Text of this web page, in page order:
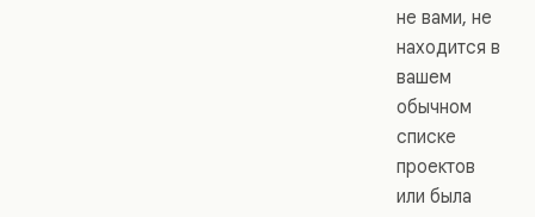
не вами, не
находится в
вашем
обычном
списке
проектов
или была